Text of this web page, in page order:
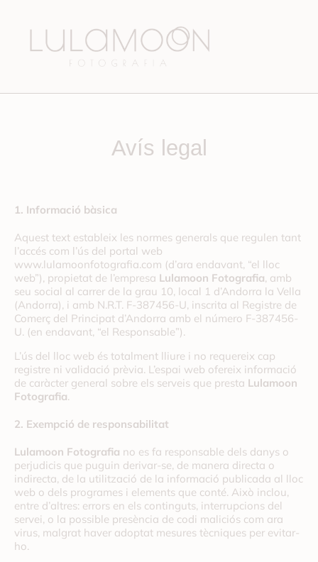
Avís legal
1. Informació bàsica
Aquest text estableix les normes generals que regulen tant
l’accés com l’ús del portal web
www.lulamoonfotografia.com (d’ara endavant, “el lloc
web”), propietat de l’empresa Lulamoon Fotografia , amb
seu social al carrer de la grau 10, local 1 d’Andorra la Vella
(Andorra) , i amb N.R.T. F-387456-U, inscrita al Registre de
Comerç del Principat d’Andorra amb el número F-387456-
U . (en endavant, “el Responsable”).
L’ús del lloc web és totalment lliure i no requereix cap
registre ni validació prèvia. L’espai web ofereix informació
de caràcter general sobre els serveis que presta Lulamoon
Fotografia
2. Exempció de responsabilitat
Lulamoon Fotografia no es fa responsable dels danys o
perjudicis que puguin derivar-se, de manera directa o
indirecta, de la utilització de la informació publicada al lloc
web o dels programes i elements que conté. Això inclou,
entre d’altres: errors en els continguts, interrupcions del
servei, o la possible presència de codi maliciós com ara
virus, malgrat haver adoptat mesures tècniques per evitar-
ho.